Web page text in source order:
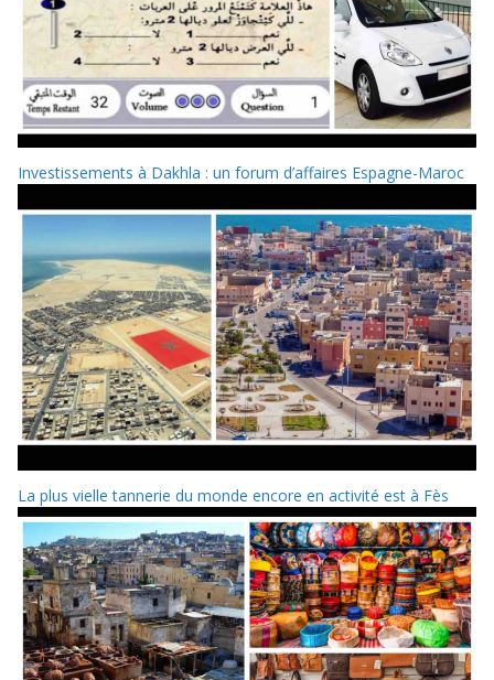
Investissements à Dakhla : un forum d’affaires Espagne-Maroc
La plus vielle tannerie du monde encore en activité est à Fès